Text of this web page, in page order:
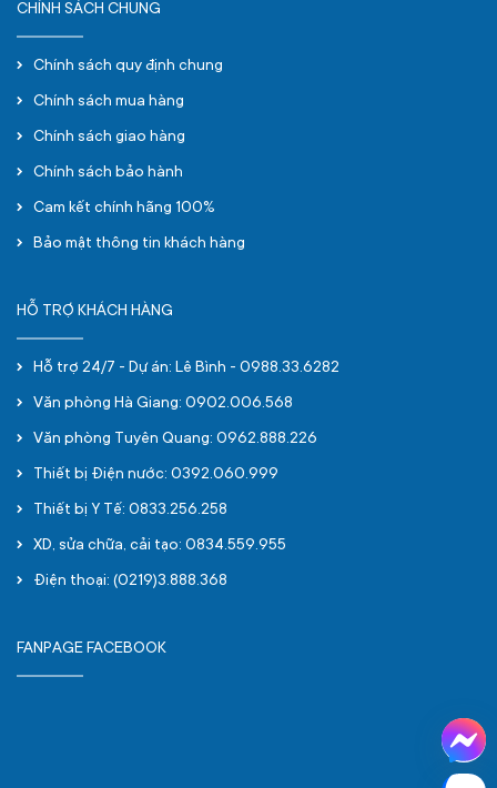
CHÍNH SÁCH CHUNG
Chính sách quy định chung
Chính sách mua hàng
Chính sách giao hàng
Chính sách bảo hành
Cam kết chính hãng 100%
Bảo mật thông tin khách hàng
HỖ TRỢ KHÁCH HÀNG
Hỗ trợ 24/7 - Dự án: Lê Bình - 0988.33.6282
Văn phòng Hà Giang: 0902.006.568
Văn phòng Tuyên Quang: 0962.888.226
Thiết bị Điện nước: 0392.060.999
Thiết bị Y Tế: 0833.256.258
XD, sửa chữa, cải tạo: 0834.559.955
Điện thoại: (0219)3.888.368
FANPAGE FACEBOOK